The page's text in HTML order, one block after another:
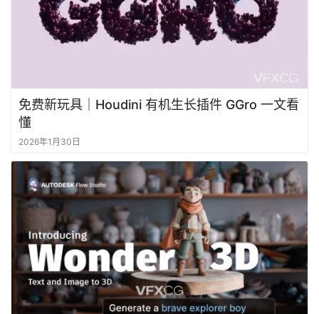
免费新玩具｜Houdini 有机生长插件 GGro 一文看
懂
2026年1月30日